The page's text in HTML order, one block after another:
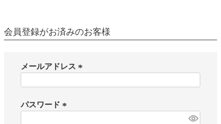
会員登録がお済みのお客様
メールアドレス
パスワード